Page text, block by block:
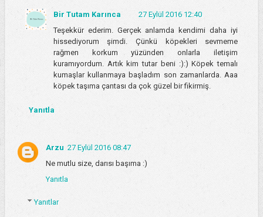
Bir Tutam Karınca
27 Eylül 2016 12:40
Teşekkür ederim. Gerçek anlamda kendimi daha iyi
hissediyorum şimdi. Çünkü köpekleri sevmeme
rağmen korkum yüzünden onlarla iletişim
kuramıyordum. Artık kim tutar beni :):) Köpek temalı
kumaşlar kullanmaya başladım son zamanlarda. Aaa
köpek taşıma çantası da çok güzel bir fikirmiş.
Yanıtla
Arzu 27 Eylül 2016 08:47
Ne mutlu size, darısı başıma :)
Yanıtla
Yanıtlar